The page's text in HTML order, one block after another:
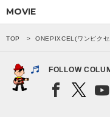
MOVIE
TOP ONEPIXCEL(ワンピクセ
FOLLOW